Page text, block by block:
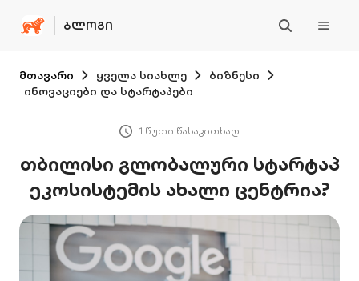
ᲑᲚᲝᲒᲘ
მთავარი ყველა სიახლე
ბიზნესი
ინოვაციები და სტარტაპები
1 წუთი წასაკითხად
თბილისი გლობალური სტარტაპ
ეკოსისტემის ახალი ცენტრია?